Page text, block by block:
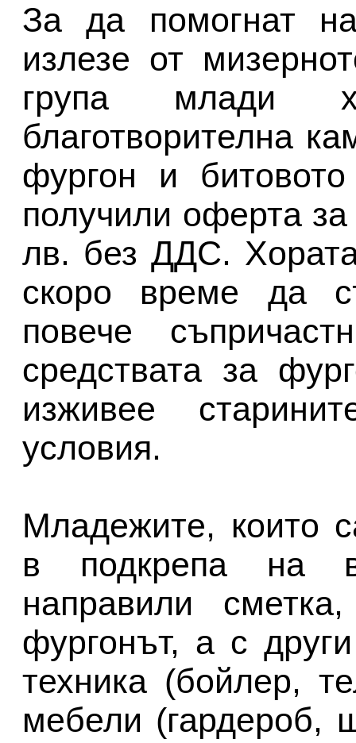
За да помогнат
излезе от
група млади
благотворителна
фургон и
получили оферта
лв. без ДДС.
скоро време да
повече
средствата за
изживее
условия.
Младежите, които
в подкрепа на
направили
фургонът, а с
техника (бойлер,
мебели (гардероб,